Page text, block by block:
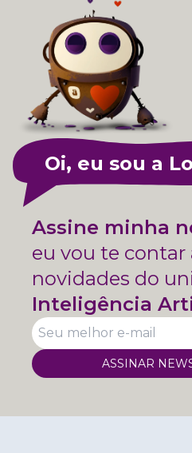
Oi, eu sou a
Assine minha
eu vou te contar
novidades do
Inteligência
ASSINAR